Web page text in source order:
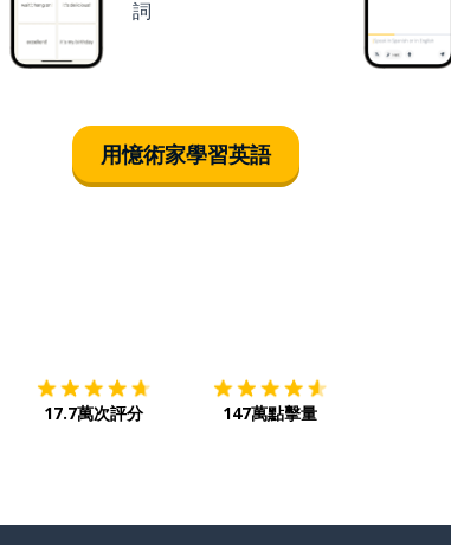
詞
用憶術家學習英語
17.7萬次評分 147萬點擊量